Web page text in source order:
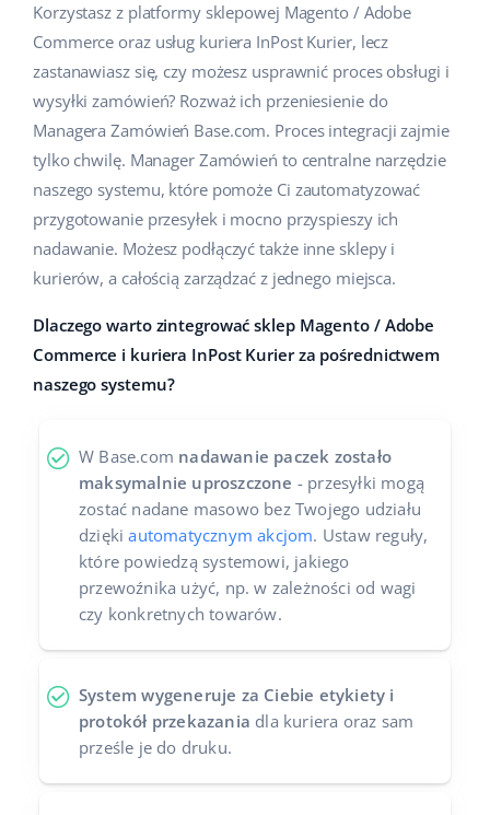
Sprzedaż na marketplace
Automatyzacja procesów
Zarządzanie wysyłką
Automatyzacja cen
AI dla e-commerce
Obsługa klienta
Ekosystem
Responso
Base Analytics
Base Connect
Base Store
Dom i ogród
Dziecko
Elektronika
Motoryzacja
Supermarket
Zdrowie i uroda
Pomoc
Akademia
Blog
Usługi
Wdrożenia systemu
Konsultacje i szkolenia
Audyt konta
Konfiguracja konta
Inne
Case Study
Kalkulator korzyści
Katalog Partnerów Base
Odwiedź nas na:
english (US)
english (GB)
english (IN)
čeština
deutsch
Ελληνικά
español (AR)
Italiano
polski
português (BR)
română
Korzystasz z platformy sklepowej Magento / Adobe
Commerce oraz usług kuriera InPost Kurier, lecz
zastanawiasz się, czy możesz usprawnić proces obsługi i
wysyłki zamówień? Rozważ ich przeniesienie do
Managera Zamówień Base.com. Proces integracji zajmie
tylko chwilę. Manager Zamówień to centralne narzędzie
naszego systemu, które pomoże Ci zautomatyzować
przygotowanie przesyłek i mocno przyspieszy ich
nadawanie. Możesz podłączyć także inne sklepy i
kurierów, a całością zarządzać z jednego miejsca.
Dlaczego warto zintegrować sklep Magento / Adobe
Commerce i kuriera InPost Kurier za pośrednictwem
naszego systemu?
W Base.com nadawanie paczek zostało
maksymalnie uproszczone - przesyłki mogą
zostać nadane masowo bez Twojego udziału
dziękiautomatycznym akcjom. Ustaw reguły,
które powiedzą systemowi, jakiego
przewoźnika użyć, np. w zależności od wagi
czy konkretnych towarów.
System wygeneruje za Ciebie etykiety i
protokół przekazania dla kuriera oraz sam
prześle je do druku.